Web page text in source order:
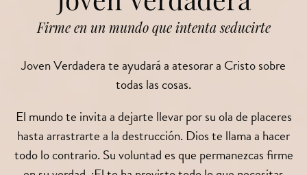
Firme en un mundo que intenta seducirte
Joven Verdadera te ayudará a atesorar a Cristo sobre
todas las cosas.
El mundo te invita a dejarte llevar por su ola de placeres
hasta arrastrarte a la destrucción. Dios te llama a hacer
todo lo contrario. Su voluntad es que permanezcas firme